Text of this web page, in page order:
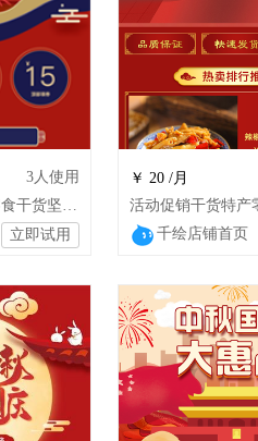
3人使用
红色节日庆典促销零食干货坚果店铺装修设计
立即试用
￥ 20 /月
千绘店铺首页